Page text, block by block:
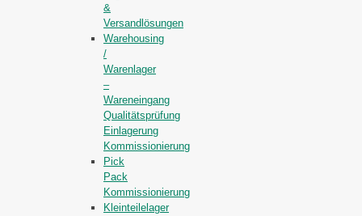
&
Versandlösungen
Warehousing
/
Warenlager
–
Wareneingang
Qualitätsprüfung
Einlagerung
Kommissionierung
Pick
Pack
Kommissionierung
Kleinteilelager